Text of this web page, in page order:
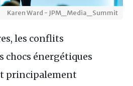
Karen Ward - JPM_Media_Summit
les conflits
chocs énergétiques
principalement